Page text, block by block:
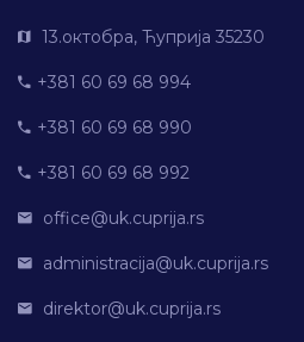
13.октобра, Ћуприја 35230
+381 60 69 68 994
+381 60 69 68 990
+381 60 69 68 992
office@uk.cuprija.rs
administracija@uk.cuprija.rs
direktor@uk.cuprija.rs